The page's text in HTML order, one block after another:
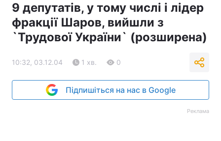
9 депутатів, у тому числі і лідер
фракції Шаров, вийшли з
`Трудової України` (розширена)
10:32, 03.12.04 1 хв. 0
Підпишіться на нас в Google
Реклама